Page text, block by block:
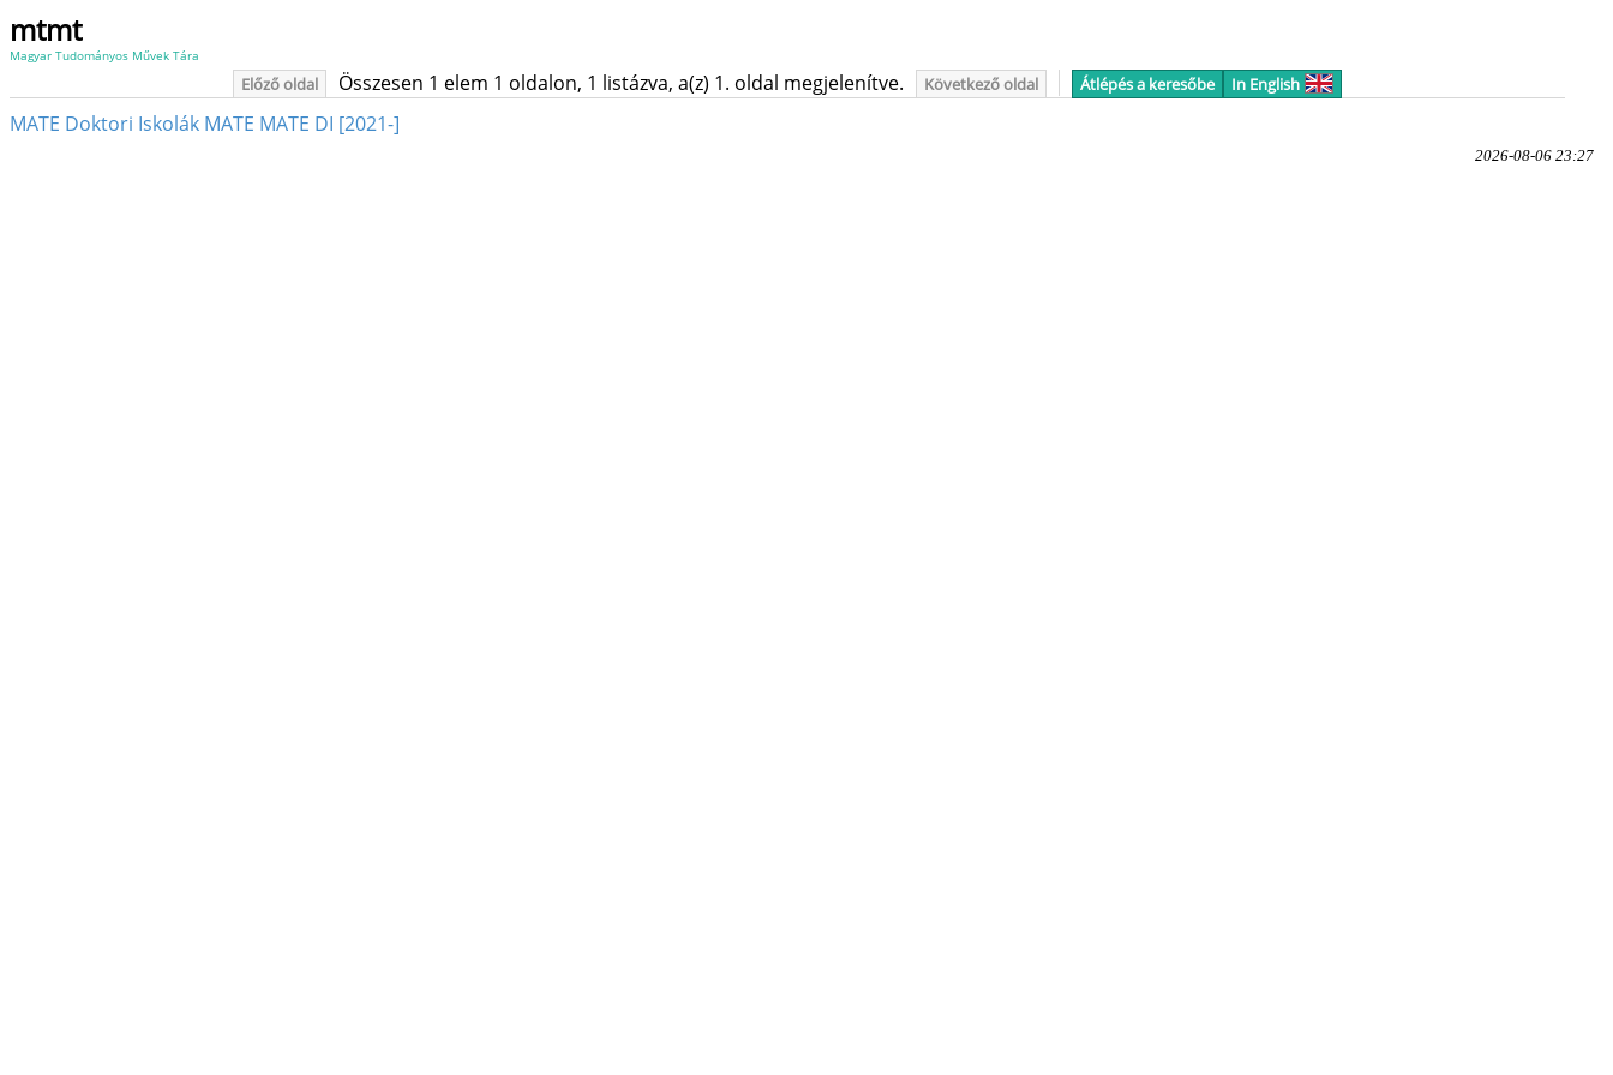
mtmt
Magyar Tudományos Művek Tára
Előző oldal Összesen 1 elem 1 oldalon, 1 listázva, a(z) 1. oldal megjelenítve. Következő oldal Átlépés a keresőbe In English
MATE Doktori Iskolák MATE MATE DI [2021-]
2026-08-06 23:27